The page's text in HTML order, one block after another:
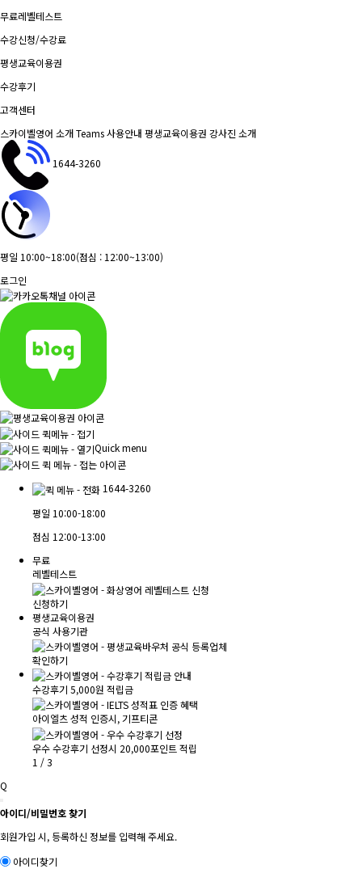
무료레벨테스트
수강신청/수강료
평생교육이용권
수강후기
고객센터
스카이벨영어 소개Teams 사용안내 평생교육이용권 강사진 소개
1644-3260
평일 10:00~18:00(점심 : 12:00~13:00)
로그인
Quick menu
1644-3260
평일 10:00-18:00
점심 12:00-13:00
무료
레벨테스트
신청하기
평생교육이용권
공식 사용기관
확인하기
수강후기 5,000원 적립금
아이엘츠 성적 인증시, 기프티콘
우수 수강후기 선정시 20,000포인트 적립
1 /3
Q
아이디/비밀번호 찾기
회원가입 시, 등록하신 정보를 입력해 주세요.
아이디찾기